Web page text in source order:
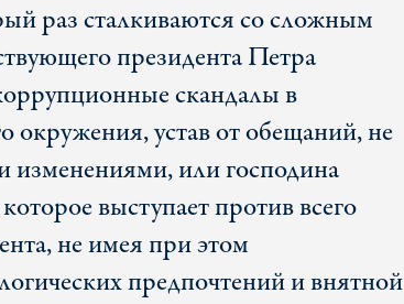
раз сталкиваются со сложным
президента Петра
скандалы в
устав от обещаний, не
или господина
выступает против всего
не имея при этом
предпочтений и внятной